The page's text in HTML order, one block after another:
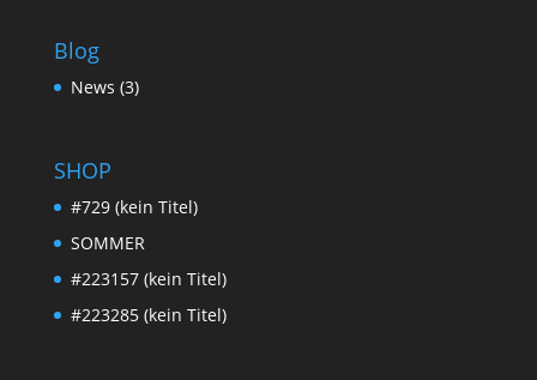
Blog
News (3)
SHOP
#729 (kein Titel)
SOMMER
#223157 (kein Titel)
#223285 (kein Titel)